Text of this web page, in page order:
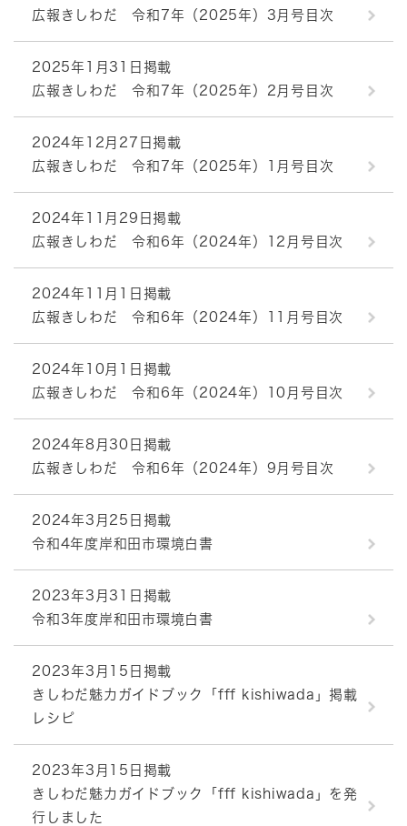
広報きしわだ 令和7年（2025年）3月号目次
2025年1月31日掲載
広報きしわだ 令和7年（2025年）2月号目次
2024年12月27日掲載
広報きしわだ 令和7年（2025年）1月号目次
2024年11月29日掲載
広報きしわだ 令和6年（2024年）12月号目次
2024年11月1日掲載
広報きしわだ 令和6年（2024年）11月号目次
2024年10月1日掲載
広報きしわだ 令和6年（2024年）10月号目次
2024年8月30日掲載
広報きしわだ 令和6年（2024年）9月号目次
2024年3月25日掲載
令和4年度岸和田市環境白書
2023年3月31日掲載
令和3年度岸和田市環境白書
2023年3月15日掲載
きしわだ魅力ガイドブック「fff kishiwada」掲載
レシピ
2023年3月15日掲載
きしわだ魅力ガイドブック「fff kishiwada」を発
行しました